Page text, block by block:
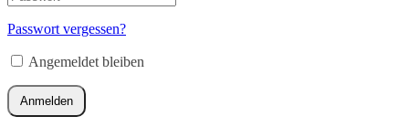
Mail-
Adresse*
Erforderlich
Passwort vergessen?
Angemeldet bleiben
Anmelden